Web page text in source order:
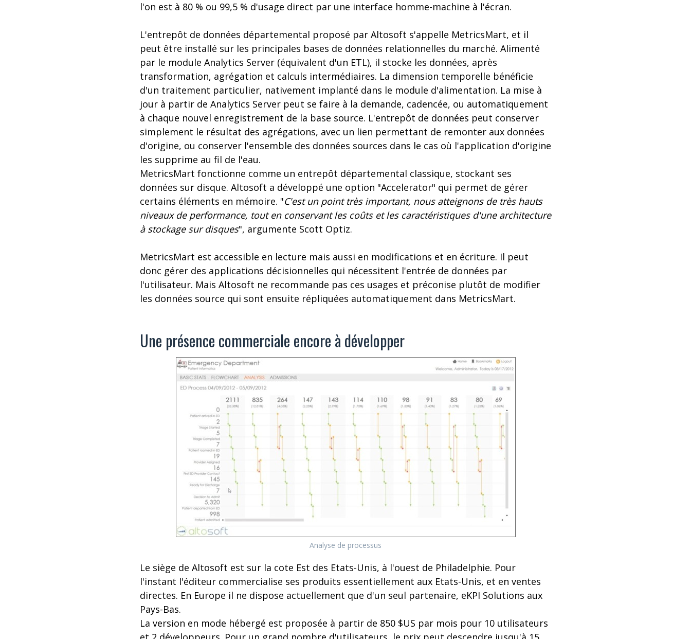
l'on est à 80 % ou 99,5 % d'usage direct par une interface homme-machine à l'écran.
L'entrepôt de données départemental proposé par Altosoft s'appelle MetricsMart, et il
peut être installé sur les principales bases de données relationnelles du marché. Alimenté
par le module Analytics Server (équivalent d'un ETL), il stocke les données, après
transformation, agrégation et calculs intermédiaires. La dimension temporelle bénéficie
d'un traitement particulier, nativement implanté dans le module d'alimentation. La mise à
jour à partir de Analytics Server peut se faire à la demande, cadencée, ou automatiquement
à chaque nouvel enregistrement de la base source. L'entrepôt de données peut conserver
simplement le résultat des agrégations, avec un lien permettant de remonter aux données
d'origine, ou conserver l'ensemble des données sources dans le cas où l'application d'origine
les supprime au fil de l'eau.
MetricsMart fonctionne comme un entrepôt départemental classique, stockant ses
données sur disque. Altosoft a développé une option "Accelerator" qui permet de gérer
certains éléments en mémoire. "C'est un point très important, nous atteignons de très hauts
niveaux de performance, tout en conservant les coûts et les caractéristiques d'une architecture
à stockage sur disques", argumente Scott Optiz.
MetricsMart est accessible en lecture mais aussi en modifications et en écriture. Il peut
donc gérer des applications décisionnelles qui nécessitent l'entrée de données par
l'utilisateur. Mais Altosoft ne recommande pas ces usages et préconise plutôt de modifier
les données source qui sont ensuite répliquées automatiquement dans MetricsMart.
Une présence commerciale encore à développer
Analyse de processus
Le siège de Altosoft est sur la cote Est des Etats-Unis, à l'ouest de Philadelphie. Pour
l'instant l'éditeur commercialise ses produits essentiellement aux Etats-Unis, et en ventes
directes. En Europe il ne dispose actuellement que d'un seul partenaire, eKPI Solutions aux
Pays-Bas.
La version en mode hébergé est proposée à partir de 850 $US par mois pour 10 utilisateurs